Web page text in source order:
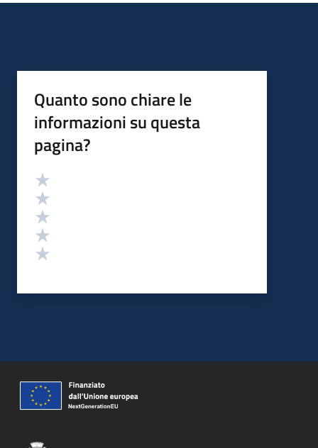
Quanto sono chiare le
informazioni su questa
pagina?
Valutazione